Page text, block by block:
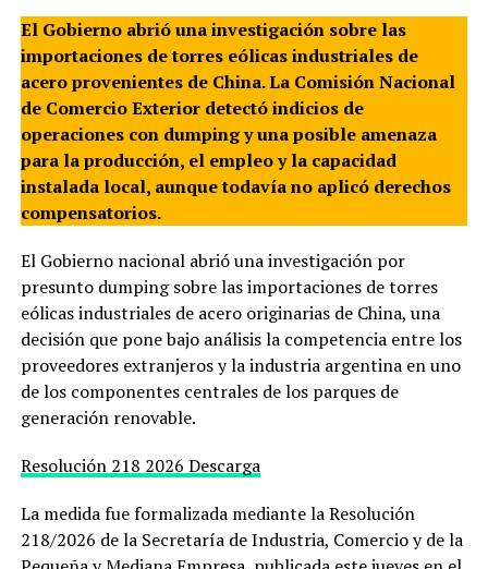
El Gobierno abrió una investigación sobre las
importaciones de torres eólicas industriales de
acero provenientes de China. La Comisión Nacional
de Comercio Exterior detectó indicios de
operaciones con dumping y una posible amenaza
para la producción, el empleo y la capacidad
instalada local, aunque todavía no aplicó derechos
compensatorios.
El Gobierno nacional abrió una investigación por
presunto dumping sobre las importaciones de torres
eólicas industriales de acero originarias de China, una
decisión que pone bajo análisis la competencia entre los
proveedores extranjeros y la industria argentina en uno
de los componentes centrales de los parques de
generación renovable.
Resolución 218 2026 Descarga
La medida fue formalizada mediante la Resolución
218/2026 de la Secretaría de Industria, Comercio y de la